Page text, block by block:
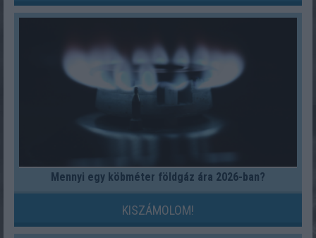
Mennyi egy köbméter földgáz ára 2026-ban?
KISZÁMOLOM!